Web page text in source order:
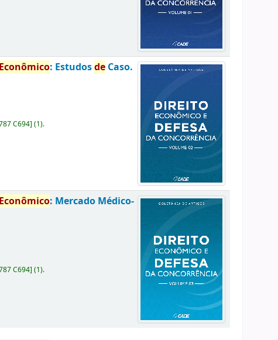
Econômico: Estudosde Caso.
C694](1).
Econômico: Mercado Médico-
C694](1).